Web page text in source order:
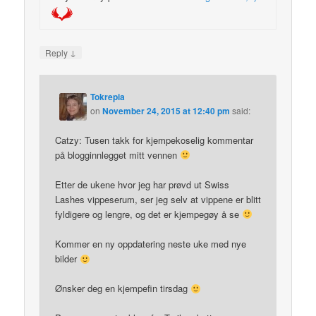
Reply ↓
Tokrepia
onNovember 24, 2015 at 12:40 pm said:
Catzy: Tusen takk for kjempekoselig kommentar
på blogginnlegget mitt vennen
Etter de ukene hvor jeg har prøvd ut Swiss
Lashes vippeserum, ser jeg selv at vippene er blitt
fyldigere og lengre, og det er kjempegøy å se
Kommer en ny oppdatering neste uke med nye
bilder
Ønsker deg en kjempefin tirsdag